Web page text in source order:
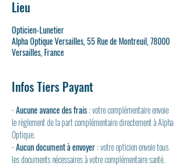
Lieu
Opticien-Lunetier
Alpha Optique Versailles, 55 Rue de Montreuil, 78000
Versailles, France
Infos Tiers Payant
- Aucune avance des frais : votre complémentaire envoie
le règlement de la part complémentaire directement à Alpha
Optique.
- Aucun document à envoyer : votre opticien envoie tous
les documents nécessaires à votre complémentaire santé.